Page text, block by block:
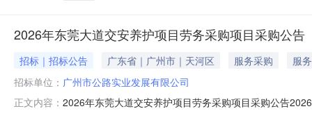
2026年东莞大道交安养护项目劳务采购项目采购公告
招标｜招标公告 广东省｜广州市｜天河区 服务采购
服务
招标单位： 广州市公路实业发展有限公司
正文内容： 2026年东莞大道交安养护项目劳务采购项目采购公告